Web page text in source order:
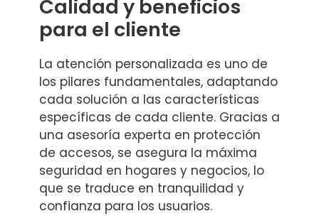
Calidad y beneficios
para el cliente
La atención personalizada es uno de
los pilares fundamentales, adaptando
cada solución a las características
específicas de cada cliente. Gracias a
una asesoría experta en protección
de accesos, se asegura la máxima
seguridad en hogares y negocios, lo
que se traduce en tranquilidad y
confianza para los usuarios.